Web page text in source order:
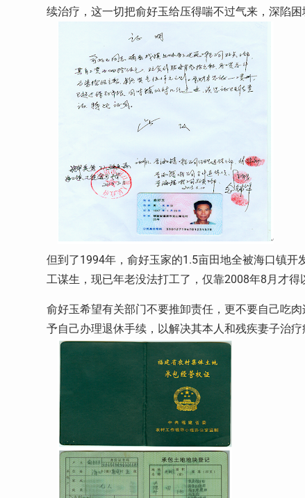
续治疗，这一切把俞好玉给压得喘不过气来，深陷
但到了1994年，俞好玉家的1.5亩田地全被海口镇
工谋生，现已年老没法打工了，仅靠2008年8月才得
俞好玉希望有关部门不要推卸责任，更不要自己吃
予自己办理退休手续，以解决其本人和残疾妻子治疗